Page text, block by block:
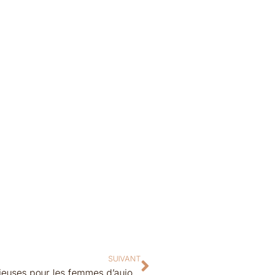
SUIVANT
Réinventer l’égalité : des solutions audacieuses pour les femmes d’aujourd’hui